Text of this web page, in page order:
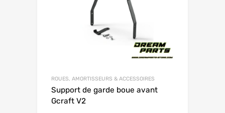
ROUES, AMORTISSEURS & ACCESSOIRES
Support de garde boue avant
Gcraft V2